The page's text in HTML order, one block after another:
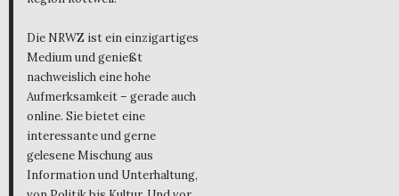
Die NRWZ ist ein einzigartiges
Medium und genießt
nachweislich eine hohe
Aufmerksamkeit – gerade auch
online. Sie bietet eine
interessante und gerne
gelesene Mischung aus
Information und Unterhaltung,